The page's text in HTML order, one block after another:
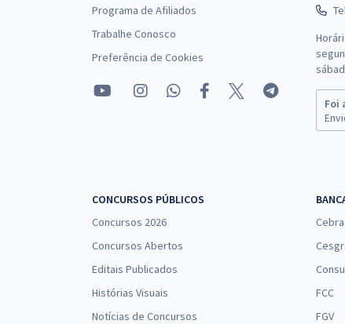
Programa de Afiliados
Trabalhe Conosco
Preferência de Cookies
Foi
CONCURSOS PÚBLICOS
Concursos 2026
Concursos Abertos
Editais Publicados
Histórias Visuais
Notícias de Concursos
FCC
FGV